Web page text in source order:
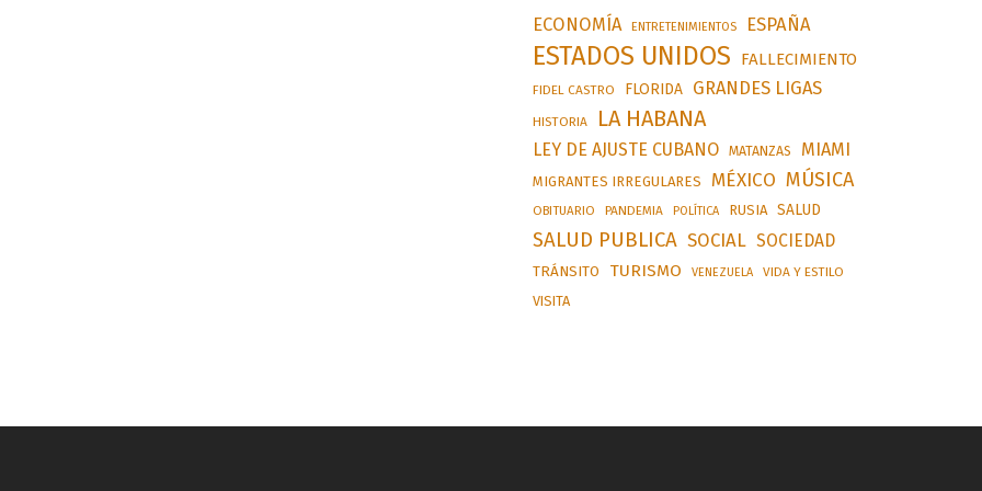
ECONOMÍA ENTRETENIMIENTOS ESPAÑA
ESTADOS UNIDOS FALLECIMIENTO
FIDEL CASTRO FLORIDA GRANDES LIGAS
HISTORIA LA HABANA
LEY DE AJUSTE CUBANO MATANZAS MIAMI
MIGRANTES IRREGULARES MÉXICO MÚSICA
OBITUARIO PANDEMIA POLÍTICA RUSIA SALUD
SALUD PUBLICA SOCIAL SOCIEDAD
TRÁNSITO TURISMO VENEZUELA VIDA Y ESTILO
VISITA